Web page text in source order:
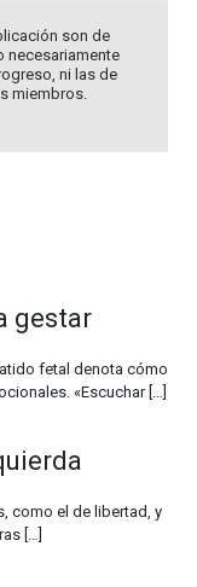
son de
necesariamente
ni las de
miembros.
gestar
fetal denota cómo
«Escuchar […]
como el de libertad, y
[…]